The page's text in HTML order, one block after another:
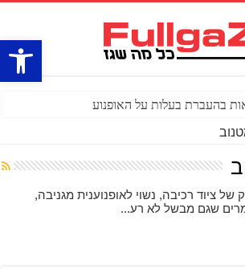
פתח
בהעברת בעלות על האופנוע
של ציוד רכיבה, נשוי לאופנוענית מגניבה,
שגם מבשל לא רע...